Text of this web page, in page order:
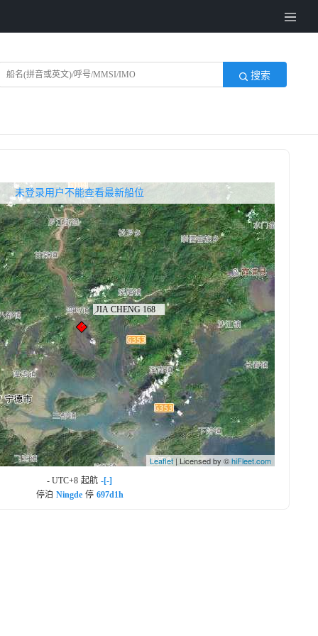
搜索
Leaflet | Licensed by ©hiFleet.com
未登录用户不能查看最新船位
无权查看最新船位，请联系开通
- UTC+8 起航 -[-]
停泊 Ningde 停 697d1h